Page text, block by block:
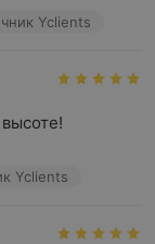
Yclients
Yclients